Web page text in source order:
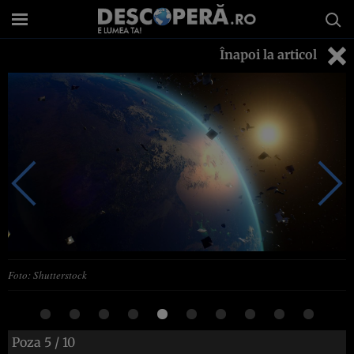
Înapoi la articol
Foto: Shutterstock
Poza 5 / 10